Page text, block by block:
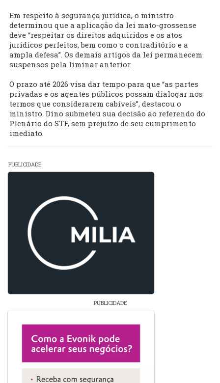
Em respeito à segurança jurídica, o ministro
determinou que a aplicação da lei mato-grossense
deve “respeitar os direitos adquiridos e os atos
jurídicos perfeitos, bem como o contraditório e a
ampla defesa”. Os demais artigos da lei permanecem
suspensos pela liminar anterior.
O prazo até 2026 visa dar tempo para que “as partes
privadas e os agentes públicos possam dialogar nos
termos que considerarem cabíveis”, destacou o
ministro. Dino submeteu sua decisão ao referendo do
Plenário do STF, sem prejuízo de seu cumprimento
imediato.
PUBLICIDADE
PUBLICIDADE